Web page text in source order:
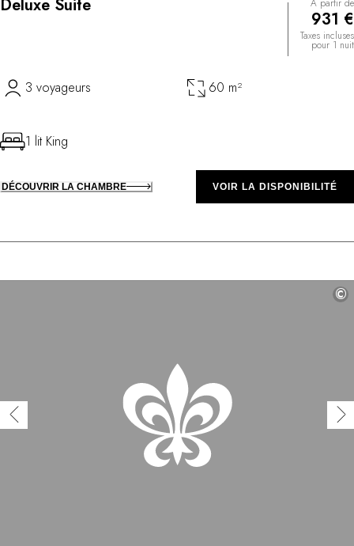
Deluxe Suite À partir de
931 €
Taxes incluses
pour 1 nuit
3 voyageurs 60 m²
1 lit King
DÉCOUVRIR LA CHAMBRE VOIR LA DISPONIBILITÉ
©